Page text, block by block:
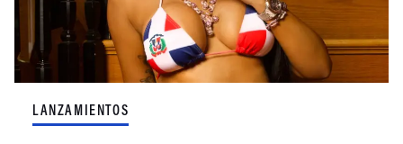
LANZAMIENTOS